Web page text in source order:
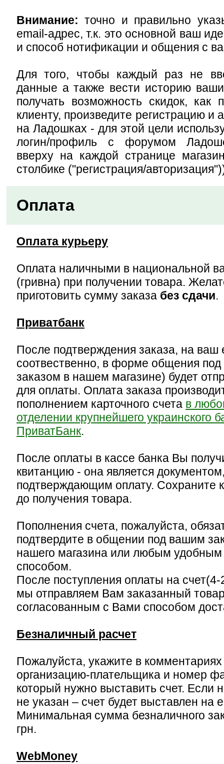
Внимание:точно и правильно
email-адрес, т.к. это основной ваш
и способ нотификации и общения с
Для того, чтобы каждый раз не
данные а также вести историю
получать возможность скидок, как
клиенту, произведите регистрацию и
на Ладошках - для этой цели
логин/профиль с форумом
вверху на каждой странице
столбике ("регистрация/
Оплата
Оплата курьеру
Оплата наличными в национальной
(гривна) при получении товара.
приготовить сумму заказа без сдачи.
Приватбанк
После подтверждения заказа, на ваш
соотвественно, в форме общения
заказом в нашем магазине) будет
для оплаты. Оплата заказа
пополнением карточного счета в
отделении крупнейшего украинского
ПриватБанк.
После оплаты в кассе банка Вы
квитанцию - она является
подтверждающим оплату. Сохраните
до получения товара.
Пополнения счета, пожалуйста,
подтвердите в общении под вашим
нашего магазина или любым удобным
способом.
После поступления оплаты на счет(4-
мы отправляем Вам заказанный
согласованным с Вами способом
Безналичный расчет
Пожалуйста, укажите в комментариях
организацию-плательщика и номер
который нужно выставить счет. Если
не указан – счет будет выставлен на
Минимальная сумма безналичного
грн.
WebMoney